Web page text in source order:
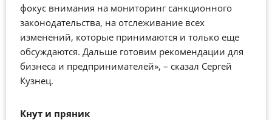
фокус внимания на мониторинг санкционного
законодательства, на отслеживание всех
изменений, которые принимаются и только еще
обсуждаются. Дальше готовим рекомендации для
бизнеса и предпринимателей», – сказал Сергей
Кузнец.
Кнут и пряник